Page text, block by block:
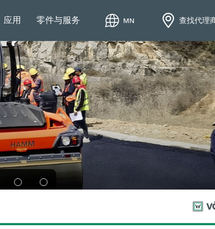
应用 零件与服务 MN 查找代理